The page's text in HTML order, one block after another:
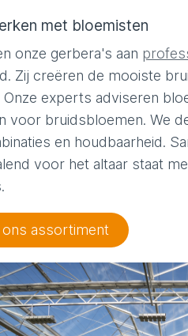
met bloemisten
onze gerbera's aan
Zij creëren de mooiste
Onze experts adviseren
voor bruidsbloemen. We
en houdbaarheid.
voor het altaar staat
ons assortiment